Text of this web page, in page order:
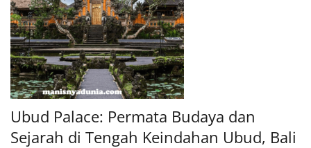
Ubud Palace: Permata Budaya dan
Sejarah di Tengah Keindahan Ubud, Bali